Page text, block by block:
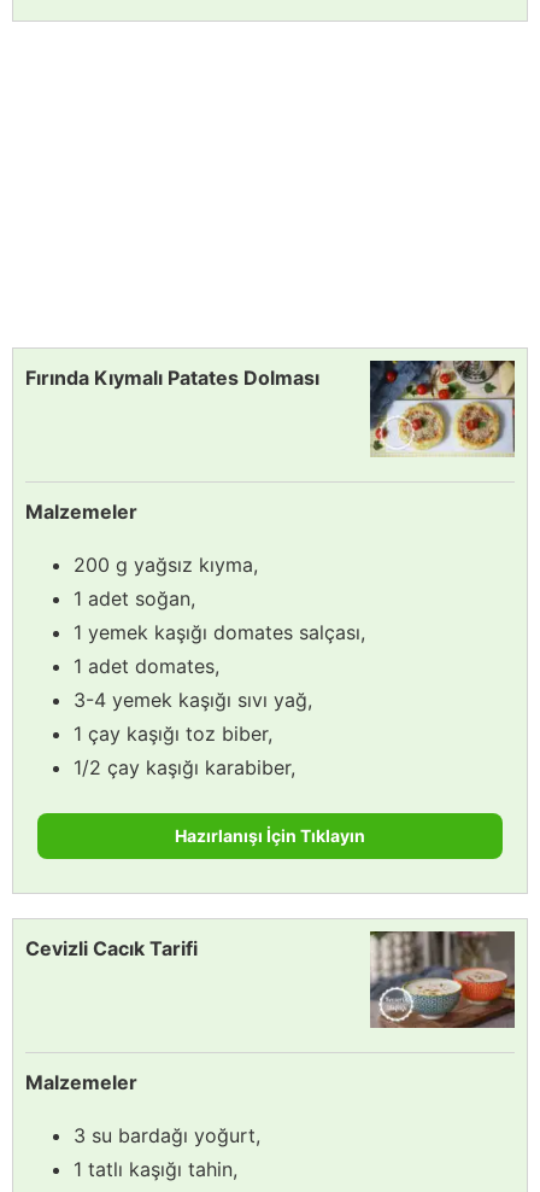
Fırında Kıymalı Patates Dolması
Malzemeler
200 g yağsız kıyma,
1 adet soğan,
1 yemek kaşığı domates salçası,
1 adet domates,
3-4 yemek kaşığı sıvı yağ,
1 çay kaşığı toz biber,
1/2 çay kaşığı karabiber,
Hazırlanışı İçin Tıklayın
Cevizli Cacık Tarifi
Malzemeler
3 su bardağı yoğurt,
1 tatlı kaşığı tahin,